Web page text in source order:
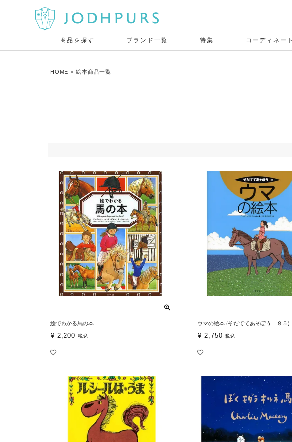
商品を探す ブランド一覧 特集 コーディネート
HOME 絵本商品一覧
絵でわかる馬の本
¥ 2,200 税込
ウマの絵本 (そだててあそぼう ８５)
¥ 2,750 税込